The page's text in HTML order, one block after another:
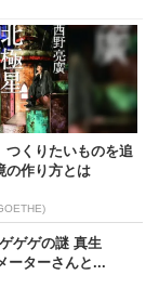
つくりたいものを追
の作り方とは
ゲゲの謎 真生
ーターさんと...